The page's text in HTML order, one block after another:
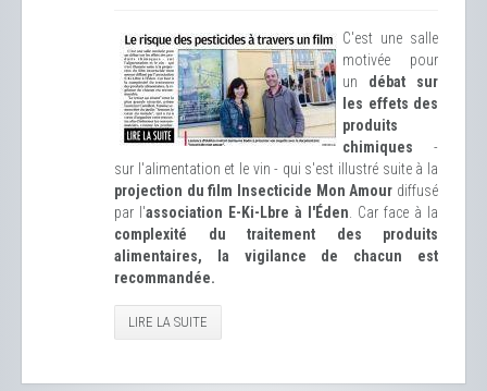
C'est une salle
motivée pour
un débat sur
les effets des
produits
chimiques -
sur l'alimentation et le vin - qui s'est illustré suite à la
projection du film Insecticide Mon Amour diffusé
par l'association E-Ki-Lbre à l'Éden . Car face à la
complexité du traitement des produits
alimentaires, la vigilance de chacun est
recommandée.
LIRE LA SUITE